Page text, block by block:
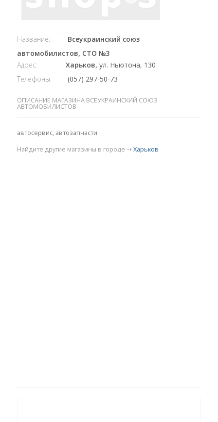
Название:
Всеукраинский союз
автомобилистов, СТО №3
Адрес:
Харьков, ул. Ньютона, 130
Телефоны:
(057) 297-50-73
ОПИСАНИЕ МАГАЗИНА ВСЕУКРАИНСКИЙ СОЮЗ
АВТОМОБИЛИСТОВ
автосервис, автозапчасти
Найдите другие магазины в городе ⇢ Харьков